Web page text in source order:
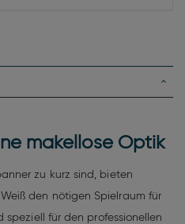
makellose Optik
zu kurz sind, bieten
den nötigen Spielraum für
speziell für den professionellen